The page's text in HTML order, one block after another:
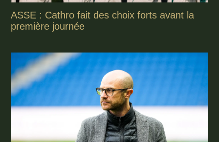
ASSE : Cathro fait des choix forts avant la
première journée